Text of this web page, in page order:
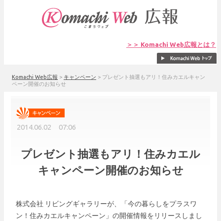
＞＞ Komachi Web広報とは？
Komachi Web広報 > キャンペーン > プレゼント抽選もアリ！住みカエルキャン
ペーン開催のお知らせ
2014.06.02 07:06
プレゼント抽選もアリ！住みカエル
キャンペーン開催のお知らせ
株式会社 リビングギャラリーが、「今の暮らしをプラスワ
ン！住みカエルキャンペーン」の開催情報をリリースしまし